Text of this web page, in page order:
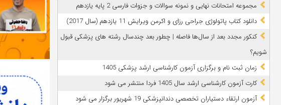
مجموعه امتحانات نهایی و نمونه سوالات و جزوات فارسی 2 پایه یازدهم
دانلود کتاب پاتولوژی جراحی رزای و اکرمن ویرایش 11 یازدهم (سال 2017)
کنکور مجدد بعد از سال‌ها فاصله | چطور بعد چندسال رشته‌ های پزشکی قبول
شویم؟
زمان ثبت نام و برگزاری آزمون کارشناسی ارشد پزشکی 1405
کارت آزمون کارشناسی ارشد سال 1405 فردا منتشر می شود
آزمون ارتقاء دستیاران تخصصی دندانپزشکی 19 شهریور برگزار می شود